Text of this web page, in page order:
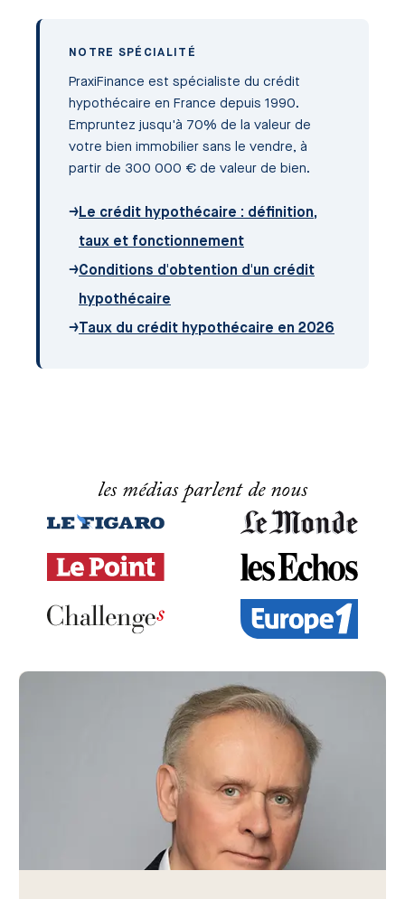
NOTRE SPÉCIALITÉ
PraxiFinance est spécialiste du crédit
hypothécaire en France depuis 1990.
Empruntez jusqu'à 70% de la valeur de
votre bien immobilier sans le vendre, à
partir de 300 000 € de valeur de bien.
→Le crédit hypothécaire : définition,
taux et fonctionnement
→Conditions d'obtention d'un crédit
hypothécaire
→Taux du crédit hypothécaire en 2026
les médias parlent de nous